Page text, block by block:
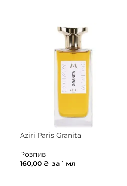
Aziri Paris Granita
Розпив
160,00 ₴ за 1 мл